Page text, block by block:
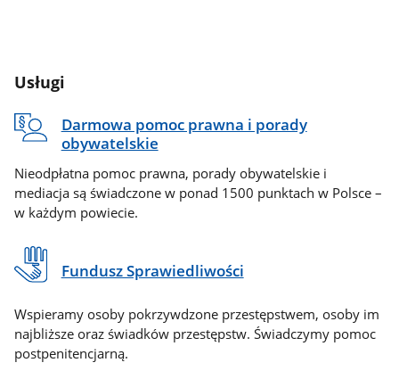
Usługi
Darmowa pomoc prawna i porady
obywatelskie
Nieodpłatna pomoc prawna, porady obywatelskie i
mediacja są świadczone w ponad 1500 punktach w Polsce –
w każdym powiecie.
Fundusz Sprawiedliwości
Wspieramy osoby pokrzywdzone przestępstwem, osoby im
najbliższe oraz świadków przestępstw. Świadczymy pomoc
postpenitencjarną.